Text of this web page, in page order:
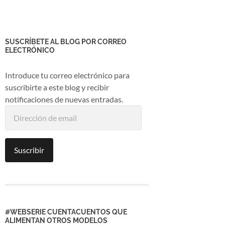
SUSCRÍBETE AL BLOG POR CORREO
ELECTRÓNICO
Introduce tu correo electrónico para
suscribirte a este blog y recibir
notificaciones de nuevas entradas.
Suscribir
#WEBSERIE CUENTACUENTOS QUE
ALIMENTAN OTROS MODELOS